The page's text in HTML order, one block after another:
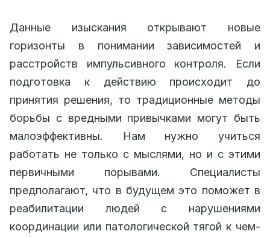
Данные изыскания открывают новые
горизонты в понимании зависимостей и
расстройств импульсивного контроля. Если
подготовка к действию происходит до
принятия решения, то традиционные методы
борьбы с вредными привычками могут быть
малоэффективны. Нам нужно учиться
работать не только с мыслями, но и с этими
первичными порывами. Специалисты
предполагают, что в будущем это поможет в
реабилитации людей с нарушениями
координации или патологической тягой к чем-